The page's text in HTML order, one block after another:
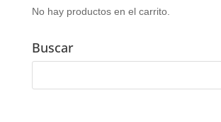
No hay productos en el carrito.
Buscar